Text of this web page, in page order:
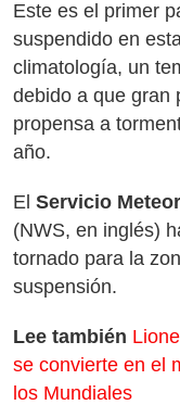
Este es el primer
suspendido en
climatología, un
debido a que gran
propensa a
año.
El Servicio
(NWS, en inglés)
tornado para la
suspensión.
Lee también
se convierte en el
los Mundiales